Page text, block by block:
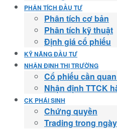
PHÂN TÍCH ĐẦU TƯ
Phân tích cơ bản
Phân tích kỹ thuật
Định giá cổ phiếu
KỸ NĂNG ĐẦU TƯ
NHẬN ĐỊNH THỊ TRƯỜNG
Cổ phiếu cần
Nhận định TTCK
CK PHÁI SINH
Chứng quyền
Trading trong ngày